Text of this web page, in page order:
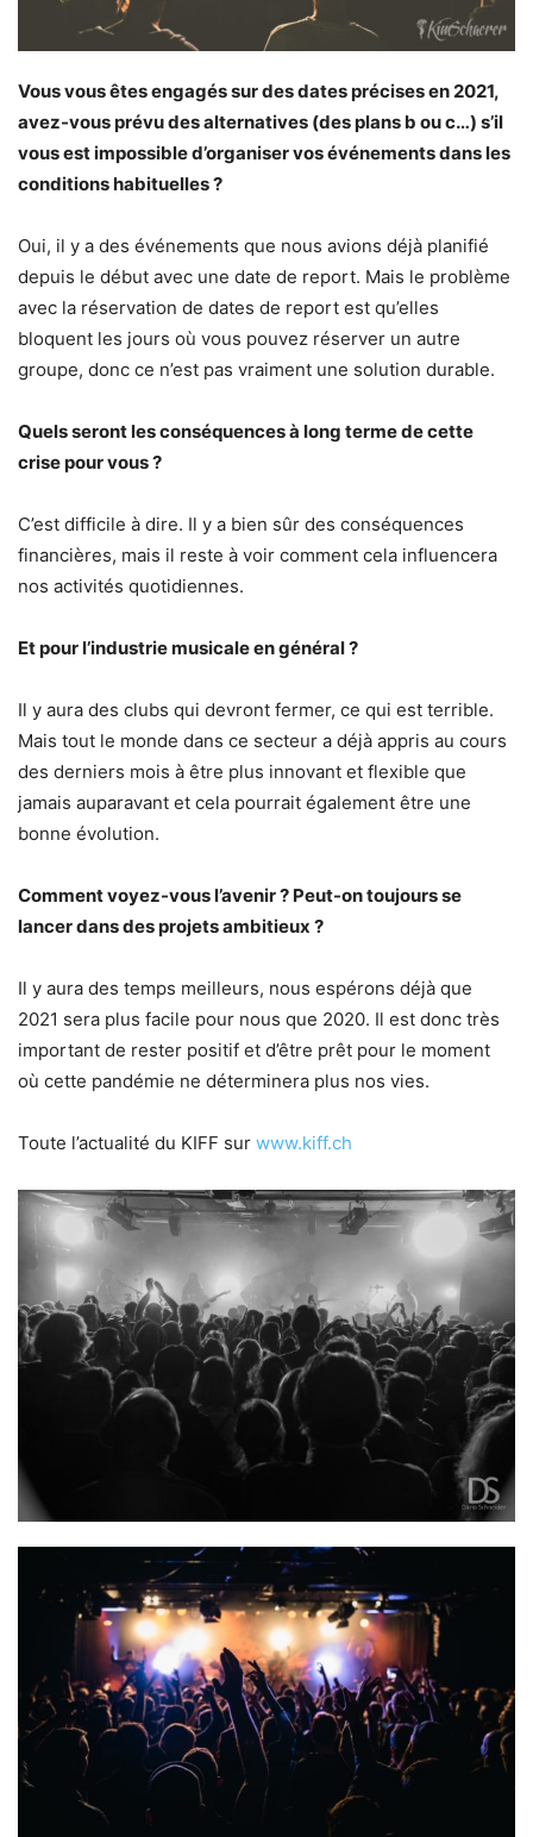
Vous vous êtes engagés sur des dates précises en 2021,
avez-vous prévu des alternatives (des plans b ou c…) s’il
vous est impossible d’organiser vos événements dans les
conditions habituelles ?
Oui, il y a des événements que nous avions déjà planifié
depuis le début avec une date de report. Mais le problème
avec la réservation de dates de report est qu’elles
bloquent les jours où vous pouvez réserver un autre
groupe, donc ce n’est pas vraiment une solution durable.
Quels seront les conséquences à long terme de cette
crise pour vous ?
C’est difficile à dire. Il y a bien sûr des conséquences
financières, mais il reste à voir comment cela influencera
nos activités quotidiennes.
Et pour l’industrie musicale en général ?
Il y aura des clubs qui devront fermer, ce qui est terrible.
Mais tout le monde dans ce secteur a déjà appris au cours
des derniers mois à être plus innovant et flexible que
jamais auparavant et cela pourrait également être une
bonne évolution.
Comment voyez-vous l’avenir ? Peut-on toujours se
lancer dans des projets ambitieux ?
Il y aura des temps meilleurs, nous espérons déjà que
2021 sera plus facile pour nous que 2020. Il est donc très
important de rester positif et d’être prêt pour le moment
où cette pandémie ne déterminera plus nos vies.
Toute l’actualité du KIFF sur www.kiff.ch